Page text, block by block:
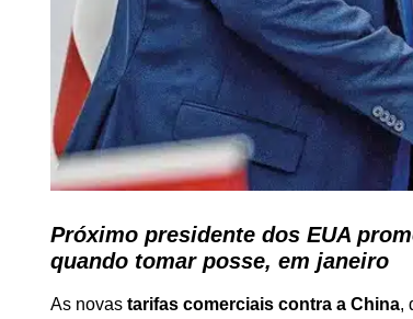
Próximo presidente dos EUA
quando tomar posse, em janeiro
As novastarifas comerciais contra a China,